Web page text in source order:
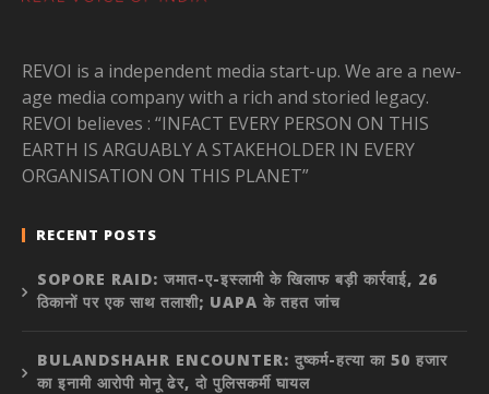
REVOI is a independent media start-up. We are a new-
age media company with a rich and storied legacy.
REVOI believes : “INFACT EVERY PERSON ON THIS
EARTH IS ARGUABLY A STAKEHOLDER IN EVERY
ORGANISATION ON THIS PLANET”
RECENT POSTS
SOPORE RAID: जमात-ए-इस्लामी के खिलाफ बड़ी कार्रवाई, 26
ठिकानों पर एक साथ तलाशी; UAPA के तहत जांच
BULANDSHAHR ENCOUNTER: दुष्कर्म-हत्या का 50 हजार
का इनामी आरोपी मोनू ढेर, दो पुलिसकर्मी घायल